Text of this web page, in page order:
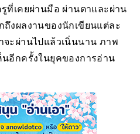
ที่เคยผ่านมือ ผ่านตาและผ่าน
ถึงผลงานของนักเขียนแต่ละ
ะผ่านไปแล้วเนิ่นนาน ภาพ
อีกครั้งในยุคของการอ่าน